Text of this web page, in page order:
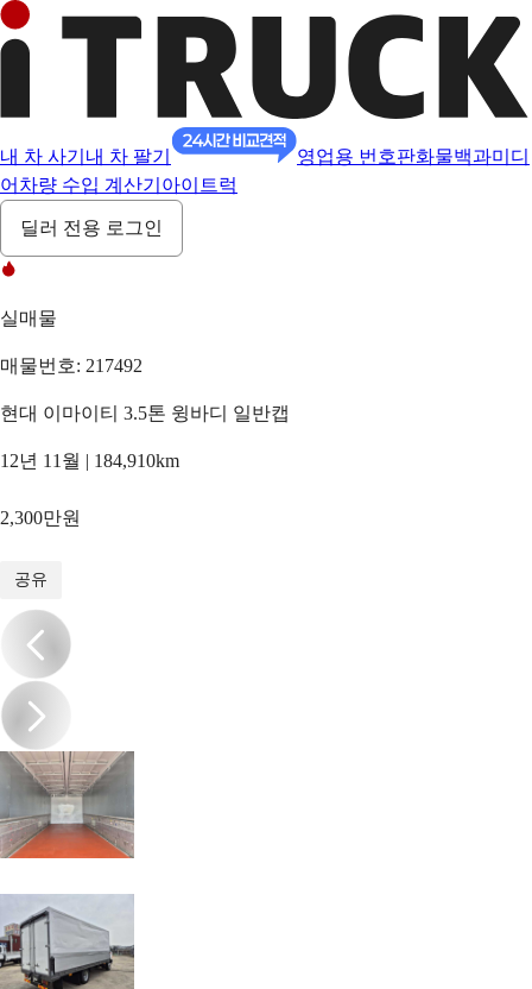
내 차 사기 내 차 팔기 영업용 번호판화물백과미디
어 차량 수입 계산기 아이트럭
딜러 전용 로그인
실매물
매물번호: 217492
현대 이마이티 3.5톤 윙바디 일반캡
12년 11월 | 184,910km
2,300만원
공유
/12